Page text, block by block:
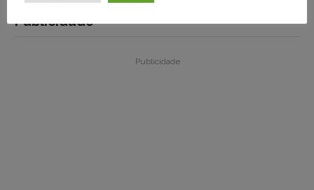
Publicidade
Publicidade